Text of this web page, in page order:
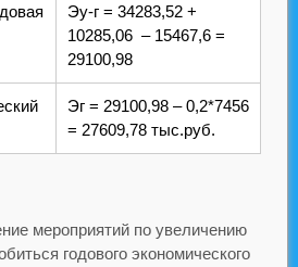
Эу-г = 34283,52 +
10285,06 – 15467,6 =
29100,98
Эг = 29100,98 – 0,2*7456
= 27609,78 тыс.руб.
мероприятий по увеличению
годового экономического